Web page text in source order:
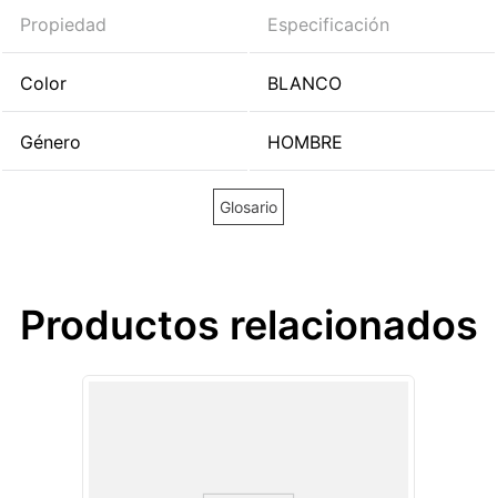
Propiedad Especificación
Color BLANCO
Género HOMBRE
Glosario
Productos relacionados